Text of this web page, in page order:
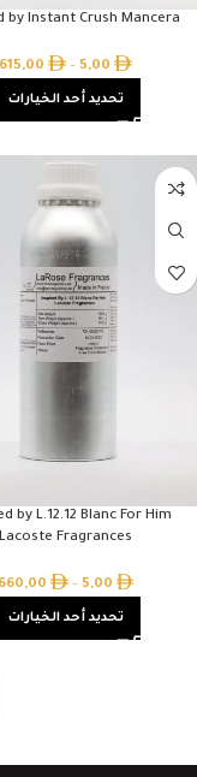
by Instant Crush Mancera
5,00
–
615,00
تحديد أحد الخيارات
by L.12.12 Blanc For Him
Lacoste Fragrances
5,00
–
660,00
تحديد أحد الخيارات